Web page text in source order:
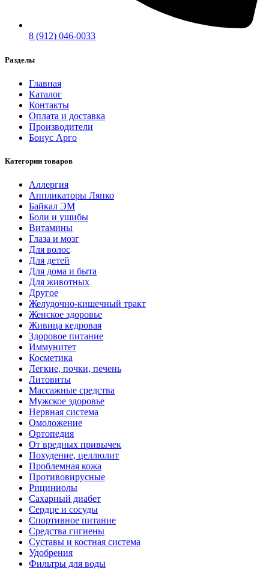
8 (912) 046-0033
Разделы
Главная
Каталог
Контакты
Оплата и доставка
Производители
Бонус Арго
Категории товаров
Аллергия
Аппликаторы Ляпко
Байкал ЭМ
Боли и ушибы
Витамины
Глаза и мозг
Для волос
Для детей
Для дома и быта
Для животных
Другое
Желудочно-кишечный тракт
Женское здоровье
Живица кедровая
Здоровое питание
Иммунитет
Косметика
Легкие, почки, печень
Литовиты
Массажные средства
Мужское здоровье
Нервная система
Омоложение
Ортопедия
От вредных привычек
Похудение, целлюлит
Проблемная кожа
Противовирусные
Рициниолы
Сахарный диабет
Сердце и сосуды
Спортивное питание
Средства гигиены
Суставы и костная система
Удобрения
Фильтры для воды